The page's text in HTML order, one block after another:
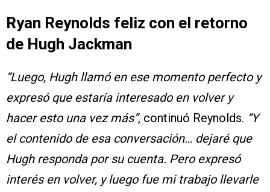
Ryan Reynolds feliz con el retorno
de Hugh Jackman
“Luego, Hugh llamó en ese momento perfecto y
expresó que estaría interesado en volver y
hacer esto una vez más”, continuó Reynolds. “Y
el contenido de esa conversación… dejaré que
Hugh responda por su cuenta. Pero expresó
interés en volver, y luego fue mi trabajo llevarle